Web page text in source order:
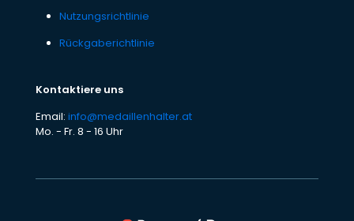
Nutzungsrichtlinie
Rückgaberichtlinie
Kontaktiere uns
Email: info@medaillenhalter.at
Mo. - Fr. 8 - 16 Uhr